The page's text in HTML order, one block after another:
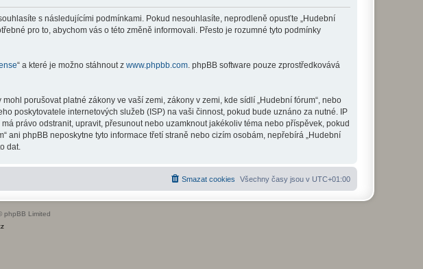
souhlasíte s následujícími podmínkami. Pokud nesouhlasíte, neprodleně opusťte „Hudební
pro to, abychom vás o této změně informovali. Přesto je rozumné tyto podmínky
“ a které je možno stáhnout z www.phpbb.com . phpBB software pouze zprostředkovává
porušovat platné zákony ve vaší zemi, zákony v zemi, kde sídlí „Hudební fórum“, nebo
poskytovatele internetových služeb (ISP) na vaši činnost, pokud bude uznáno za nutné. IP
právo odstranit, upravit, přesunout nebo uzamknout jakékoliv téma nebo příspěvek, pokud
ani phpBB neposkytne tyto informace třetí straně nebo cizím osobám, nepřebírá „Hudební
dat.
Všechny časy jsou v UTC+01:00
Smazat cookies
phpBB Limited